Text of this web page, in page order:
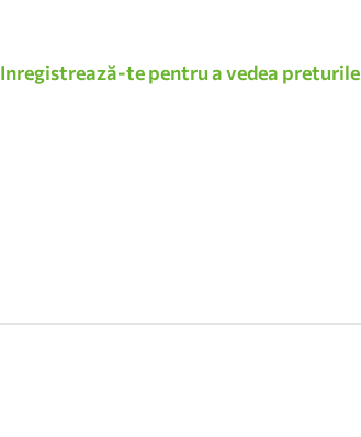
Inregistrează-te pentru a vedea preturile